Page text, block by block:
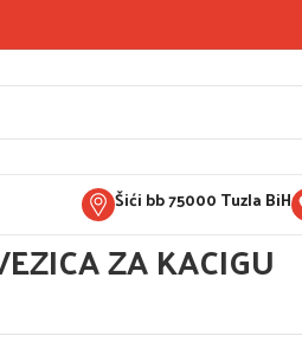
Šići bb 75000 Tuzla BiH
ZA KACIGU